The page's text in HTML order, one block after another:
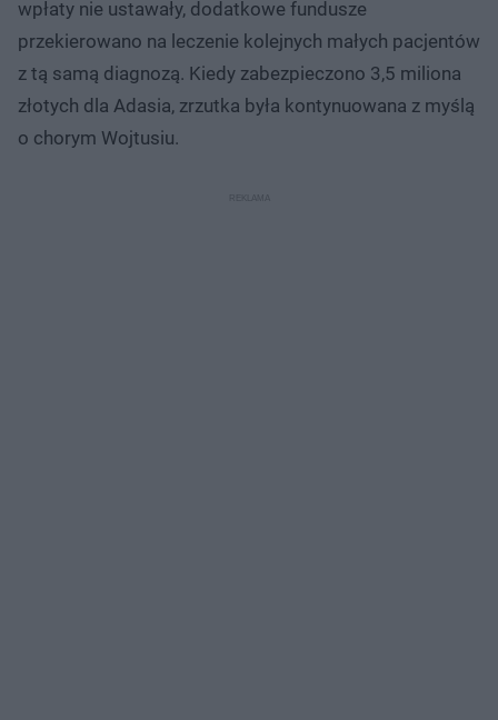
wpłaty nie ustawały, dodatkowe fundusze
przekierowano na leczenie kolejnych małych pacjentów
z tą samą diagnozą. Kiedy zabezpieczono 3,5 miliona
złotych dla Adasia, zrzutka była kontynuowana z myślą
o chorym Wojtusiu.